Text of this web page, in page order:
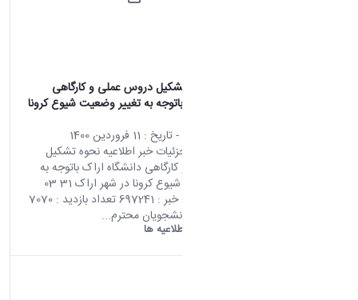
اطلاعیه نحوه تشکیل دروس عملی و کارگاهی
دانشگاه اراک باتوجه به تغییر وضعیت شیوع کرونا
- تاریخ : 11 فروردین 1400
صفحه اصلی جزئیات خبر اطلاعیه نحوه تشکیل
دروس عملی و کارگاهی دانشگاه اراک باتوجه به
تغییر وضعیت شیوع کرونا در شهر اراک 31 03
2021 05:29 کد خبر : 697241 تعداد بازدید : 7070
به استحضار دانشجویان محترم...
اطلاعیه ها